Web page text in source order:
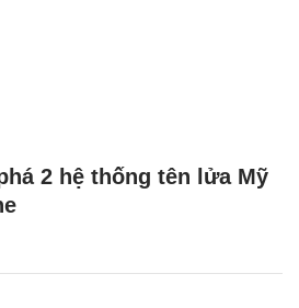
2 hệ thống tên lửa Mỹ